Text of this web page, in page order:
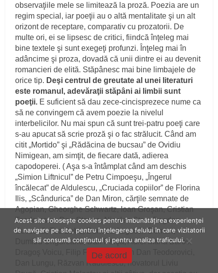
observaţiile mele se limitează la proză. Poezia are un
regim special, iar poeţii au o altă mentalitate şi un alt
orizont de receptare, comparativ cu prozatorii. De
multe ori, ei se lipsesc de critici, fiindcă înţeleg mai
bine textele şi sunt exegeţi profunzi. Înţeleg mai în
adâncime şi proza, dovadă că unii dintre ei au devenit
romancieri de elită. Stăpânesc mai bine limbajele de
orice tip. Deşi centrul de greutate al unei literaturi
este romanul, adevăraţii stăpâni ai limbii sunt
poeţii. E suficient să dau zece-cincisprezece nume ca
să ne convingem că avem poezie la nivelul
interbelicilor. Nu mai spun că sunt trei-patru poeţi care
s-au apucat să scrie proză şi o fac strălucit. Când am
citit „Mortido” şi „Rădăcina de bucsau” de Ovidiu
Nimigean, am simţit, de fiecare dată, adierea
capodoperei. ( Aşa s-a întâmplat când am deschis
„Simion Liftnicul” de Petru Cimpoeşu, „Îngerul
încălecat” de Aldulescu, „Cruciada copiilor” de Florina
Ilis, „Scândurica” de Dan Miron, cărţile semnate de
Agopian, Gheorghe Schwartz, Ioan Groşan, Cristian
Teodorescu, Dan Stanca, Nicolae Stan, Bogdan
Suceavă, Teo Bobe, Dumitru Augustin Doman,
Dumitru Ungureanu, Dan Perşa, Aurel Maria Baros,
Dragoş Voicu, Filip Florian, Lucian Dan Teodorovici,
Dan Lungu, Răzvan Rădulescu, novatorul Liviu
Acest site folosește cookies pentru îmbunătățirea experienței
de navigare pe site, pentru înțelegerea felului în care vizitatorii
săi consumă conținutul și pentru analiza traficului.
De acord